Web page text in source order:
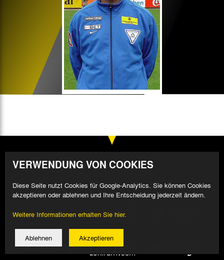
VERWENDUNG VON COOKIES
Diese Seite nutzt Cookies für Google-Analytics. Sie können Cookies
akzeptieren oder ablehnen und Ihre Entscheidung jederzeit ändern.
Weitere Informationen erhalten Sie hier.
Ablehnen Akzeptieren